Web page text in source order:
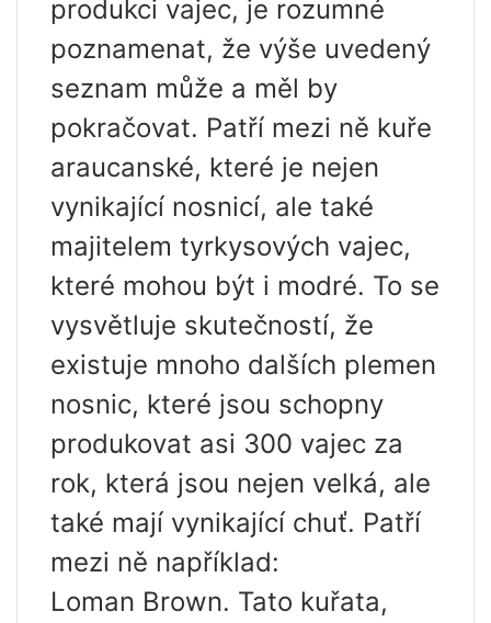
produkci vajec, je rozumné
poznamenat, že výše uvedený
seznam může a měl by
pokračovat. Patří mezi ně kuře
araucanské, které je nejen
vynikající nosnicí, ale také
majitelem tyrkysových vajec,
které mohou být i modré. To se
vysvětluje skutečností, že
existuje mnoho dalších plemen
nosnic, které jsou schopny
produkovat asi 300 vajec za
rok, která jsou nejen velká, ale
také mají vynikající chuť. Patří
mezi ně například:
Loman Brown. Tato kuřata,